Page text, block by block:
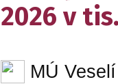
2026 v
MÚ